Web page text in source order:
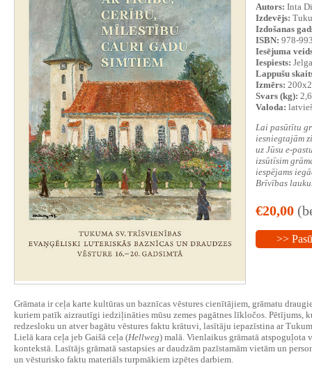
Autors: Inta
Izdevējs:
Izdošanas
ISBN: 978-
Iesējuma
Iespiests:
Lappušu
Izmērs:
Svars (kg): 2,6
Valoda:
Lai pasūtītu
iesniegtajām
uz Jūsu e-
izsūtīsim
iespējams
Brīvības
€20,00
>>
Grāmata ir ceļa karte kultūras un baznīcas vēstures cienītājiem, grāmatu
kuriem patīk aizrautīgi iedziļināties mūsu zemes pagātnes līkločos. Pētījums,
redzesloku un atver bagātu vēstures faktu krātuvi, lasītāju iepazīstina ar
Lielā kara ceļa jeb Gaišā ceļa (Hellweg) malā. Vienlaikus grāmatā atspoguļota
kontekstā. Lasītājs grāmatā sastapsies ar daudzām pazīstamām vietām un
un vēsturisko faktu materiāls turpmākiem izpētes darbiem.